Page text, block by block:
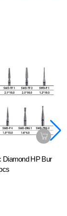
Diamond HP Bur